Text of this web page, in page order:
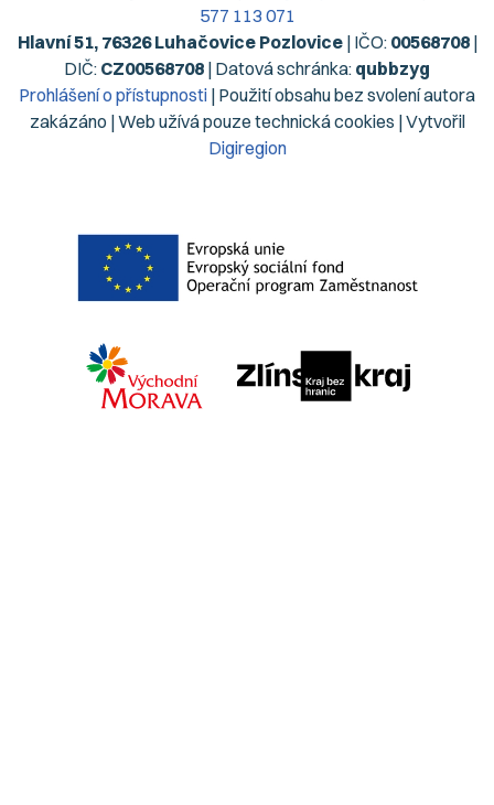
577 113 071
Hlavní 51, 76326 Luhačovice Pozlovice| IČO: 00568708|
DIČ: CZ00568708 | Datová schránka: qubbzyg
Prohlášení o přístupnosti | Použití obsahu bez svolení autora
zakázáno | Web užívá pouze technická cookies | Vytvořil
Digiregion